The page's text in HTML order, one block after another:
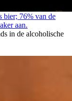
bier; 76% van de
aan.
in de alcoholische